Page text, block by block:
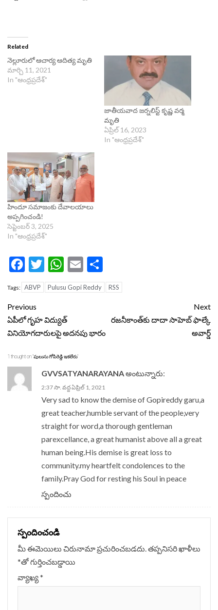
Related
నెల్లూరులో ఆచార్య ఆదిత్య మృతి
మార్చి 11, 2021
In "ఆంధ్రప్రదేశ్"
జాతీయవాద జర్నలిస్ట్ కృష్ణ వర్మ
మృతి
ఏప్రిల్ 16, 2023
In "ఆంధ్రప్రదేశ్"
హిందూ సమాజంకు దేవాలయాలు
అప్పగించండి!
సెప్టెంబర్ 3, 2025
In "ఆంధ్రప్రదేశ్"
Facebook
Twitter
WhatsApp
Email
Tags: ABVP Pulusu Gopi Reddy RSS
Continue
Reading
Previous
ఏపీలో గృహ విద్యుత్
వినియోగదారులపై అదనపు భారం
Next
ర‌జనీకాంత్‌కు దాదా సాహెబ్ ఫాల్కే
అవార్డ్
1 thought on “పులుసు గోపిరెడ్డి ఇకలేరు”
GVVSATYANARAYANAఅంటున్నారు:
2:37 సా. వద్ద ఏప్రిల్ 1, 2021
Very sad to know the demise of Gopireddy garu,a
great teacher,humble servant of the people,very
straight for word,a thorough gentleman
parexcellance, a great humanist above all a great
human being.His demise is great loss to
community.my heartfelt condolences to the
family.Pray God for resting his Soul in peace
స్పందించు
స్పందించండి
మీ ఈమెయిలు చిరునామా ప్రచురించబడదు.తప్పనిసరి ఖాళీలు
*‌తో గుర్తించబడ్డాయి
వ్యాఖ్య*